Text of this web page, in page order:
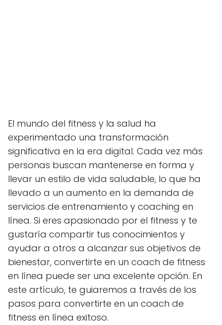
El mundo del fitness y la salud ha
experimentado una transformación
significativa en la era digital. Cada vez más
personas buscan mantenerse en forma y
llevar un estilo de vida saludable, lo que ha
llevado a un aumento en la demanda de
servicios de entrenamiento y coaching en
línea. Si eres apasionado por el fitness y te
gustaría compartir tus conocimientos y
ayudar a otros a alcanzar sus objetivos de
bienestar, convertirte en un coach de fitness
en línea puede ser una excelente opción. En
este artículo, te guiaremos a través de los
pasos para convertirte en un coach de
fitness en línea exitoso.